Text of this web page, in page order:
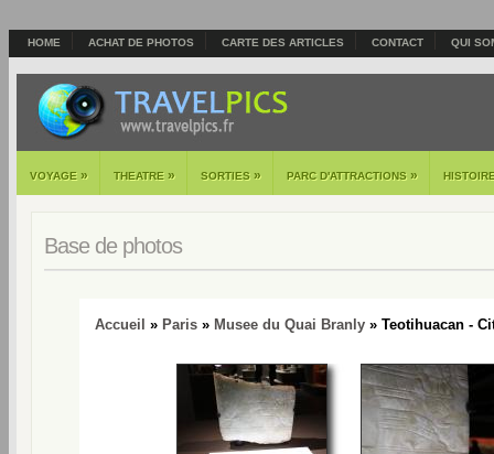
HOME ACHAT DE PHOTOS CARTE DES ARTICLES CONTACT QUI
VOYAGE » THEATRE » SORTIES » PARC D'ATTRACTIONS »
Base de photos
Accueil » Paris » Musee du Quai Branly » Teotihuacan -